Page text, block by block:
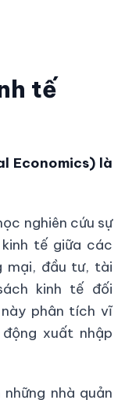
tế
Economics) là
nghiên cứu sự
tế giữa các
mại, đầu tư, tài
kinh tế đối
này phân tích vĩ
xuất nhập
nhà quản